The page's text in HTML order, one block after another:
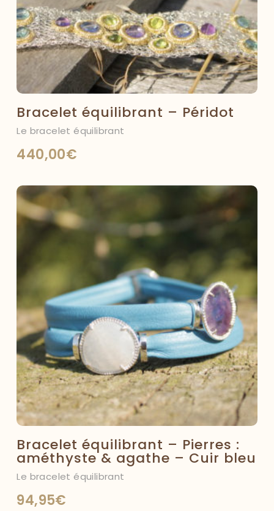
Bracelet équilibrant – Péridot
Le bracelet équilibrant
440,00€
Bracelet équilibrant – Pierres :
améthyste & agathe – Cuir bleu
Le bracelet équilibrant
94,95€